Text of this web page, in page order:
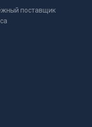
поставщик